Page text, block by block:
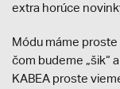
extra horúce
Módu máme proste
čom budeme „šik“
KABEA proste